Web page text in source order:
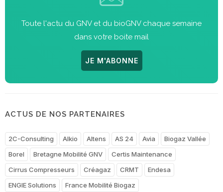
Toute l'actu du GNV et du bioGNV chaque semaine
dans votre boite mail
JE M'ABONNE
ACTUS DE NOS PARTENAIRES
2C-Consulting Alkio Altens AS 24 Avia
Biogaz Vallée
Borel
Bretagne Mobilité GNV
Certis Maintenance
Cirrus Compresseurs
Créagaz CRMT
Endesa
ENGIE Solutions
France Mobilité Biogaz